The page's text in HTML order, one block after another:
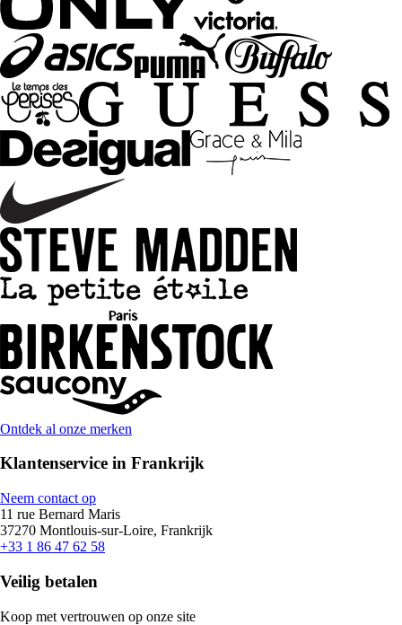
Ontdek al onze merken
Klantenservice in Frankrijk
Neem contact op
11 rue Bernard Maris
37270 Montlouis-sur-Loire, Frankrijk
+33 1 86 47 62 58
Veilig betalen
Koop met vertrouwen op onze site